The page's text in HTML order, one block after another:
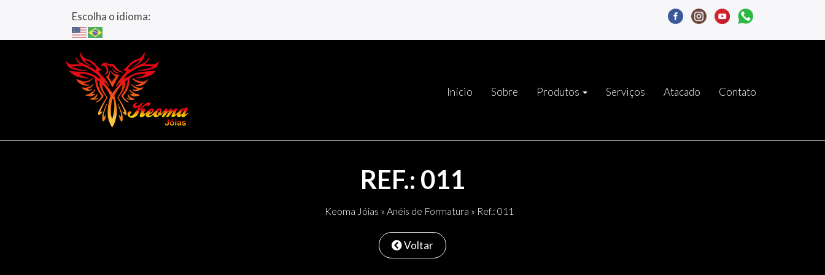
Escolha o idioma:
Início Sobre Produtos Serviços Atacado Contato
REF.: 011
Keoma Jóias » Anéis de Formatura » Ref.: 011
Voltar